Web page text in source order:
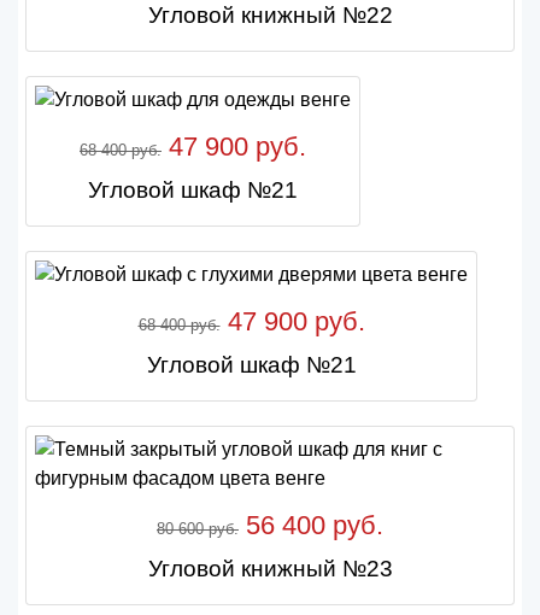
Угловой книжный №22
68 400 руб. 47 900 руб.
Угловой шкаф №21
68 400 руб.47 900 руб.
Угловой шкаф №21
80 600 руб. 56 400 руб.
Угловой книжный №23